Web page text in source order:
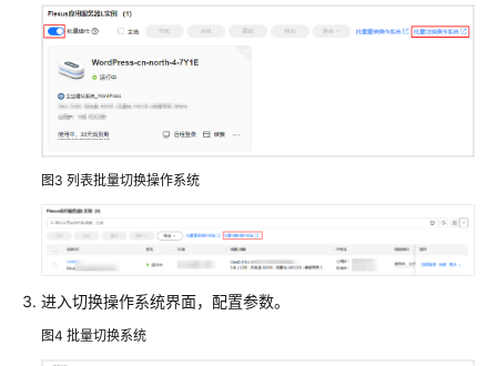
操
作
系
统
批
量
重
Flexus
例
操
图3 列表批量切换操作系统
进入切换操作系统界面，配置参数。
图4 批量切换系统